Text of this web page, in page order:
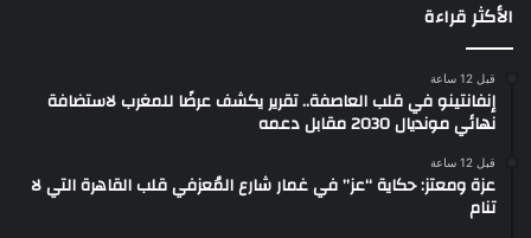
الأكثر قراءة
قبل 12 ساعة
إنفانتينو في قلب العاصفة.. تقرير يكشف عرضًا للمغرب لاستضافة
نهائي مونديال 2030 مقابل دعمه
قبل 12 ساعة
عزة ومعتز: حكاية “عز” في غمار شارع المُعزفي قلب القاهرة التي لا
تنام